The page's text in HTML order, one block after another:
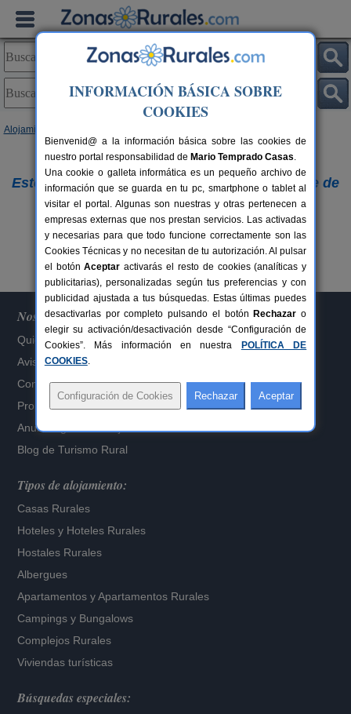
Alojamientos
Lo sentimos,
Este alojamiento ya no figura en nuestra base de
datos.
Buscar otros alojamientos
Nosotros
Quiénes somos
Aviso Legal
Configuración de Cookies
Propietarios alojamientos
Anuncia gratis tu alojamiento
Blog de Turismo Rural
Tipos de alojamiento:
Casas Rurales
Hoteles y Hoteles Rurales
Hostales Rurales
Albergues
Apartamentos yApartamentos Rurales
Campings y Bungalows
Complejos Rurales
Viviendas turísticas
Búsquedas especiales:
INFORMACIÓN BÁSICA SOBRE
COOKIES
Bienvenid@ a la información básica sobre las cookies de
nuestro portal responsabilidad de Mario Temprado Casas.
Una cookie o galleta informática es un pequeño archivo de
información que se guarda en tu pc, smartphone o tablet al
visitar el portal. Algunas son nuestras y otras pertenecen a
empresas externas que nos prestan servicios. Las activadas
y necesarias para que todo funcione correctamente son las
Cookies Técnicas y no necesitan de tu autorización. Al pulsar
el botónAceptar activarás el resto de cookies (analíticas y
publicitarias), personalizadas según tus preferencias y con
publicidad ajustada a tus búsquedas. Estas últimas puedes
desactivarlas por completo pulsando el botón Rechazar o
elegir su activación/desactivación desde “Configuración de
Cookies”. Más información en nuestra
POLÍTICA DE
COOKIES.